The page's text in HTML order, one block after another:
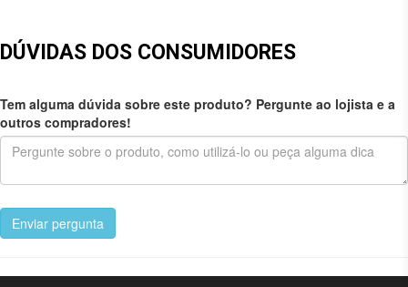
DÚVIDAS DOS CONSUMIDORES
Tem alguma dúvida sobre este produto? Pergunte ao lojista e a
outros compradores!
Enviar pergunta